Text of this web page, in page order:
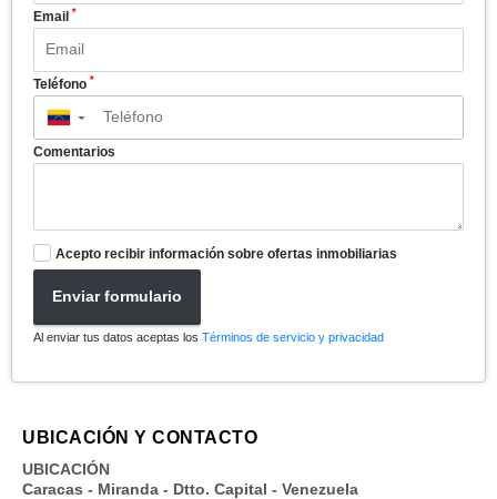
Email *
Teléfono *
▼
Comentarios
Acepto recibir información sobre ofertas inmobiliarias
Enviar formulario
Al enviar tus datos aceptas los Términos de servicio y privacidad
UBICACIÓN Y CONTACTO
UBICACIÓN
Caracas - Miranda - Dtto. Capital - Venezuela